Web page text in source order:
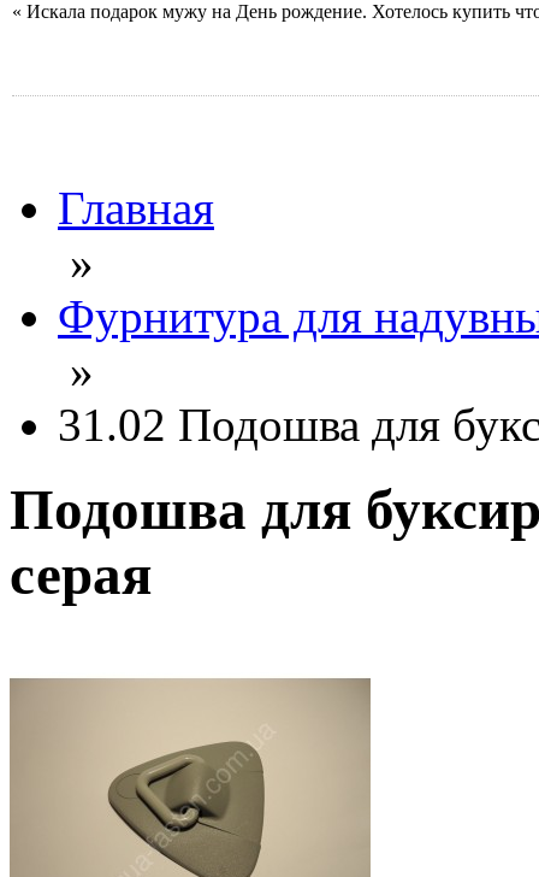
« Искала подарок мужу на День рождение. Хотелось купить
Главная
»
Фурнитура для
»
31.02 Подошва для
Подошва для
серая